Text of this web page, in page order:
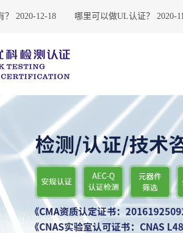
2020-12-18 2020-11-01
哪里可以做UL认证？